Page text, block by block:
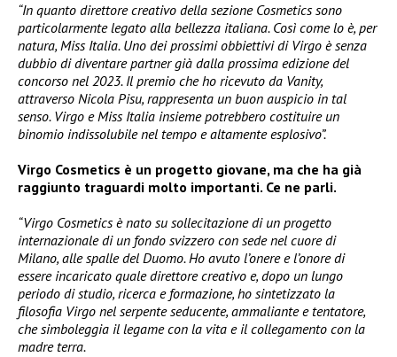
“In quanto direttore creativo della sezione Cosmetics sono
particolarmente legato alla bellezza italiana. Così come lo è, per
natura, Miss Italia. Uno dei prossimi obbiettivi di Virgo è senza
dubbio di diventare partner già dalla prossima edizione del
concorso nel 2023. Il premio che ho ricevuto da Vanity,
attraverso Nicola Pisu, rappresenta un buon auspicio in tal
senso. Virgo e Miss Italia insieme potrebbero costituire un
binomio indissolubile nel tempo e altamente esplosivo”.
Virgo Cosmetics è un progetto giovane, ma che ha già
raggiunto traguardi molto importanti. Ce ne parli.
“Virgo Cosmetics è nato su sollecitazione di un progetto
internazionale di un fondo svizzero con sede nel cuore di
Milano, alle spalle del Duomo. Ho avuto l’onere e l’onore di
essere incaricato quale direttore creativo e, dopo un lungo
periodo di studio, ricerca e formazione, ho sintetizzato la
filosofia Virgo nel serpente seducente, ammaliante e tentatore,
che simboleggia il legame con la vita e il collegamento con la
madre terra.